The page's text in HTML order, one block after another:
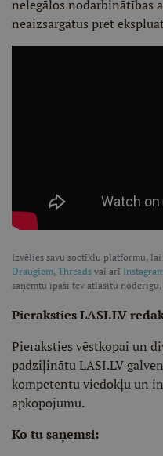
nelegālos nodarbinātības
neaizsargātus pret
Izvēlies savu soctīklu platformu, lai
Draugiem, Threads vai arī
saņemtu īpaši tev atlasītu
Pieraksties LASI.LV
Pieraksties vēstkopai un
padziļinātu LASI.LV
kompetentu viedokļu un
apkopojumu.
Ko tu saņemsi: